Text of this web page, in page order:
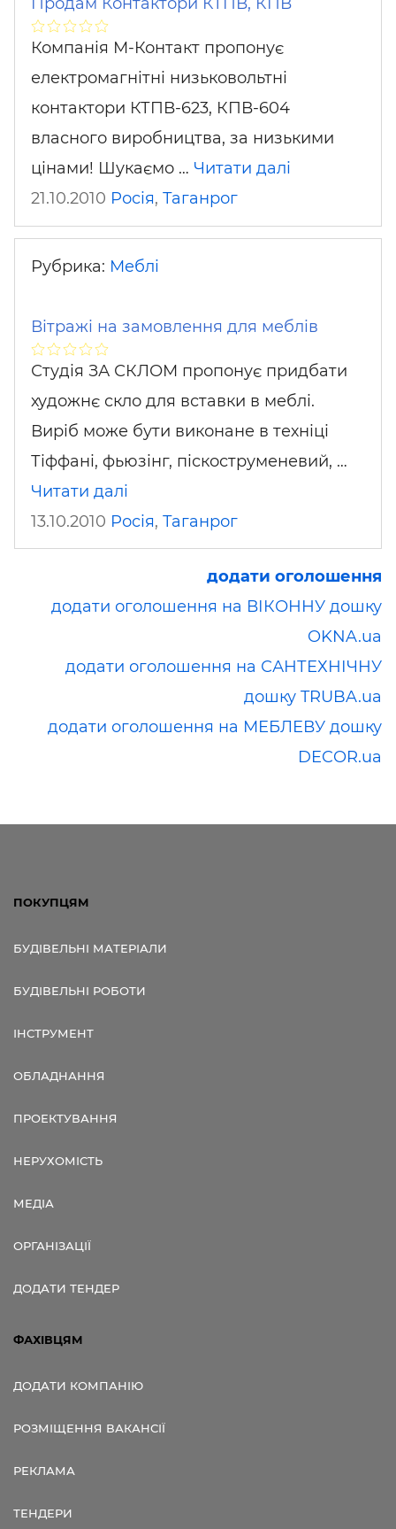
Компанія М-Контакт пропонує
електромагнітні низьковольтні
контактори КТПВ-623, КПВ-604
власного виробництва, за низькими
цінами! Шукаємо … Читати далі
21.10.2010 Росія, Таганрог
Рубрика: Меблі
Вітражі на замовлення для меблів
Студія ЗА СКЛОМ пропонує придбати
художнє скло для вставки в меблі.
Виріб може бути виконане в техніці
Тіффані, фьюзінг, піскоструменевий, …
Читати далі
13.10.2010 Росія, Таганрог
додати оголошення
додати оголошення на ВІКОННУ дошку
OKNA.ua
додати оголошення на САНТЕХНІЧНУ
дошку TRUBA.ua
додати оголошення на МЕБЛЕВУ дошку
DECOR.ua
ПОКУПЦЯМ
БУДІВЕЛЬНІ МАТЕРІАЛИ
БУДІВЕЛЬНІ РОБОТИ
ІНСТРУМЕНТ
ОБЛАДНАННЯ
ПРОЕКТУВАННЯ
НЕРУХОМІСТЬ
МЕДІА
ОРГАНІЗАЦІЇ
ДОДАТИ ТЕНДЕР
ФАХІВЦЯМ
ДОДАТИ КОМПАНІЮ
РОЗМІЩЕННЯ ВАКАНСІЇ
РЕКЛАМА
ТЕНДЕРИ